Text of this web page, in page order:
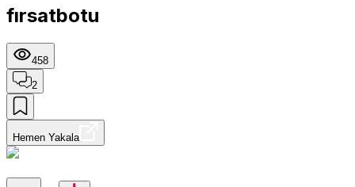
fırsatbotu
458
2
Hemen Yakala